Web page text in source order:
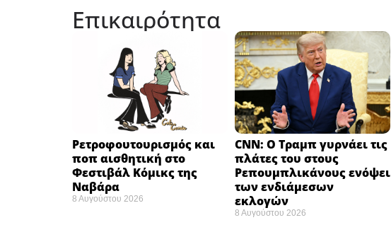
Επικαιρότητα
Ρετροφουτουρισμός και
ποπ αισθητική στο
Φεστιβάλ Κόμικς της
Ναβάρα ​
8 Αυγούστου 2026
CNN: Ο Τραμπ γυρνάει τις
πλάτες του στους
Ρεπουμπλικάνους ενόψει
των ενδιάμεσων
εκλογών ​
8 Αυγούστου 2026